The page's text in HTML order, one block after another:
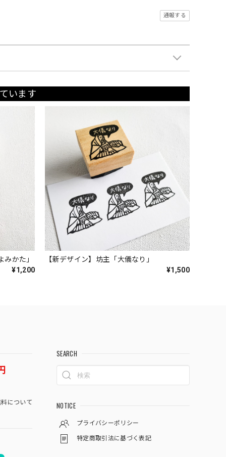
通報する
います
かた」
¥1,200
【新デザイン】坊主「大儀なり」
¥1,500
について
SEARCH
NOTICE
プライバシーポリシー
特定商取引法に基づく表記